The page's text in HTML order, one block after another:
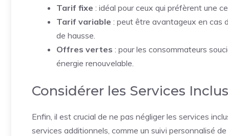
Tarif fixe : idéal pour ceux qui préfèrent une
Tarif variable : peut être avantageux en cas
de hausse.
Offres vertes : pour les consommateurs
énergie renouvelable.
Considérer les Services Inclus
Enfin, il est crucial de ne pas négliger les services
services additionnels, comme un suivi personnalisé